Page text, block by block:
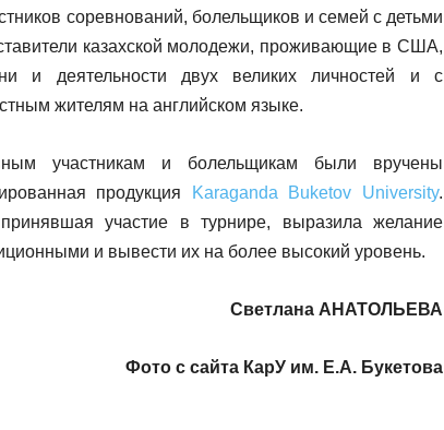
соревнований, болельщиков и семей с детьми
казахской молодежи, проживающие в США,
и деятельности двух великих личностей и с
жителям на английском языке.
участникам и болельщикам были вручены
продукция
Karaganda Buketov University.
участие в турнире, выразила желание
и вывести их на более высокий уровень.
Светлана АНАТОЛЬЕВА
Фото с сайта КарУ им. Е.А. Букетова